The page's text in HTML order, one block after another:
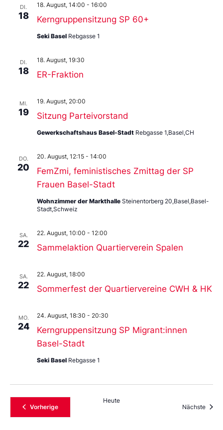
DI.
18 Kerngruppensitzung SP 60+
18. August, 14:00 - 16:00
Seki Basel Rebgasse 1
DI.
18 ER-Fraktion
18. August, 19:30
MI.
19 Sitzung Parteivorstand
19. August, 20:00
Gewerkschaftshaus Basel-Stadt Rebgasse 1,Basel,CH
DO.
20
FemZmi, feministisches Zmittag der SP
Frauen Basel-Stadt
20. August, 12:15 - 14:00
Wohnzimmer der Markthalle Steinentorberg 20,Basel,Basel-
Stadt,Schweiz
SA.
22 Sammelaktion Quartierverein Spalen
22. August, 10:00 - 12:00
SA.
22 Sommerfest der Quartiervereine CWH & HK
22. August, 18:00
MO.
24
Kerngruppensitzung SP Migrant:innen
Basel-Stadt
24. August, 18:30 - 20:30
Seki Basel Rebgasse 1
VorherigeVeranstaltungen
Heute
Nächste